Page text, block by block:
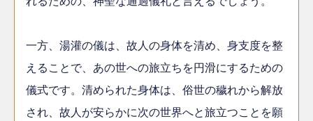
一方、湯灌の儀は、故人の身体を清め、身支度を整
えることで、あの世への旅立ちを円滑にするための
儀式です。清められた身体は、俗世の穢れから解放
され、故人が安らかに次の世界へと旅立つことを願